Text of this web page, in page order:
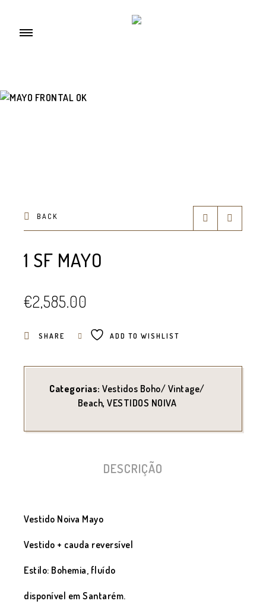
BACK
1 SF MAYO
€2,585.00
SHARE ADD TO WISHLIST
Categorias:Vestidos Boho/ Vintage/
Beach,VESTIDOS NOIVA
DESCRIÇÃO
Vestido Noiva Mayo
Vestido + cauda reversível
Estilo: Bohemia, fluído
disponível em Santarém.